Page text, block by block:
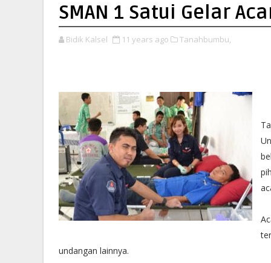
SMAN 1 Satui Gelar
Bidik Kalsel 11 years ago Tanahbumbu,
undangan lainnya.